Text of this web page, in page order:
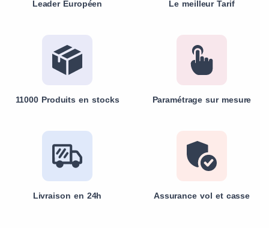
Leader Européen Le meilleur Tarif
11000 Produits en stocks Paramétrage sur mesure
Livraison en 24h Assurance vol et casse